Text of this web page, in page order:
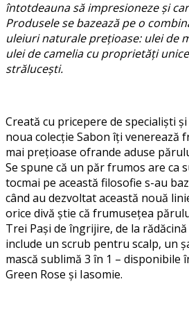
întotdeauna să impresioneze și
Produsele se bazează pe o
uleiuri naturale prețioase: ulei de
ulei de camelia cu proprietăți
strălucești.
Creată cu pricepere de specialiști
noua colecție Sabon îți venerează
mai prețioase ofrande aduse
Se spune că un păr frumos are ca
tocmai pe această filosofie s-au
când au dezvoltat această nouă
orice divă știe că frumusețea
Trei Pași de îngrijire, de la
include un scrub pentru scalp, un
mască sublimă 3 în 1 – disponibile
Green Rose și Iasomie.